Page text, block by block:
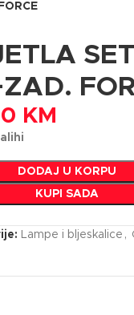
KM
DODAJ U KORPU
KUPI SADA
Lampe i bljeskalice ,